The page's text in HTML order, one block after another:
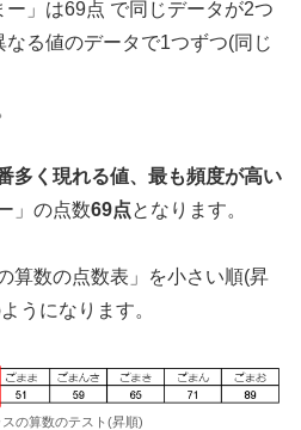
」は69点 で同じデータが2つ
る値のデータで1つずつ(同じ
多く現れる値、最も頻度が高い
」の点数69点となります。
算数の点数表」を小さい順(昇
うになります。
スの算数のテスト(昇順)